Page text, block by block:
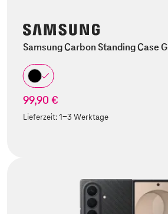
Samsung Carbon Standing Case
99,90 €
Lieferzeit:1-3 Werktage